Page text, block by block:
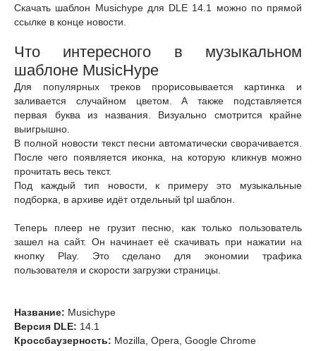
Скачать шаблон Musichype для DLE 14.1 можно по прямой
ссылке в конце новости.
Что интересного в музыкальном
шаблоне MusicHype
Для популярных треков прорисовывается картинка и
заливается случайном цветом. А также подставляется
первая буква из названия. Визуально смотрится крайне
выигрышно.
В полной новости текст песни автоматически сворачивается.
После чего появляется иконка, на которую кликнув можно
прочитать весь текст.
Под каждый тип новости, к примеру это музыкальные
подборка, в архиве идёт отдельный tpl шаблон.
Теперь плеер не грузит песню, как только пользователь
зашел на сайт. Он начинает её скачивать при нажатии на
кнопку Play. Это сделано для экономии трафика
пользователя и скорости загрузки страницы.
Название: Musichype
Версия DLE: 14.1
Кроссбаузерность: Mozilla, Opera, Google Chrome